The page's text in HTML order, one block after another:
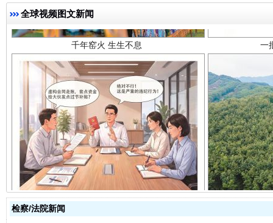
全球视频图文新闻
揭开“小金库”的免责幌子
检察/法院新闻